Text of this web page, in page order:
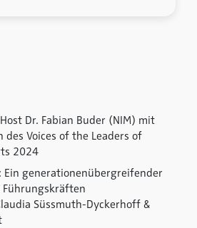
Dr. Fabian Buder (NIM) mit
des Voices of the Leaders of
2024
Ein generationenübergreifender
Führungskräften
Süssmuth-Dyckerhoff &